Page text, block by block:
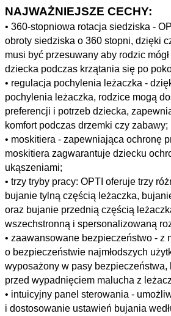
NAJWAŻNIEJSZE CECHY:
• 360-stopniowa rotacja siedziska -
obroty siedziska o 360 stopni, dzięki
musi być przesuwany aby rodzic
dziecka podczas krzątania się po
• regulacja pochylenia leżaczka -
pochylenia leżaczka, rodzice mogą
preferencji i potrzeb dziecka,
komfort podczas drzemki czy zabawy;
• moskitiera - zapewniająca ochronę
moskitiera zagwarantuje dziecku
ukąszeniami;
• trzy tryby pracy: OPTI oferuje trzy
bujanie tylną częścią leżaczka,
oraz bujanie przednią częścią
wszechstronną i spersonalizowaną
• zaawansowane bezpieczeństwo - z
o bezpieczeństwie najmłodszych
wyposażony w pasy bezpieczeństwa,
przed wypadnięciem malucha z
• intuicyjny panel sterowania -
i dostosowanie ustawień bujania